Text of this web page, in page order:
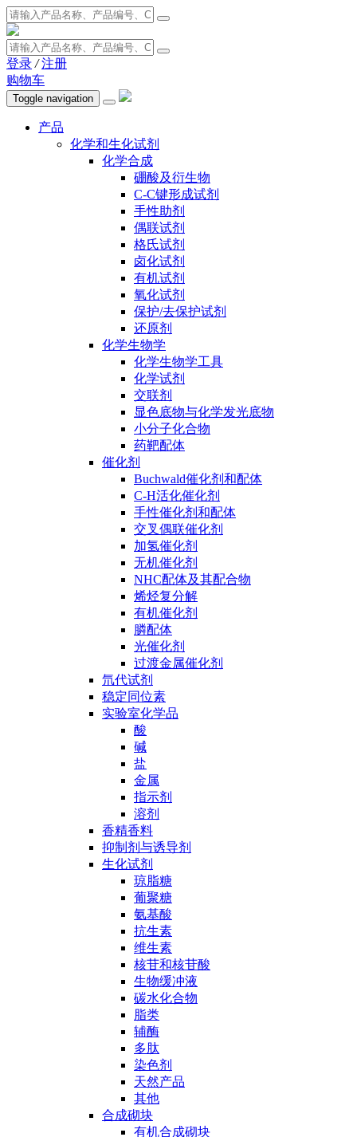
登录 / 注册
购物车
Toggle navigation
产品
化学和生化试剂
化学合成
硼酸及衍生物
C-C键形成试剂
手性助剂
偶联试剂
格氏试剂
卤化试剂
有机试剂
氧化试剂
保护/去保护试剂
还原剂
化学生物学
化学生物学工具
化学试剂
交联剂
显色底物与化学发光底物
小分子化合物
药靶配体
催化剂
Buchwald催化剂和配体
C-H活化催化剂
手性催化剂和配体
交叉偶联催化剂
加氢催化剂
无机催化剂
NHC配体及其配合物
烯烃复分解
有机催化剂
膦配体
光催化剂
过渡金属催化剂
氘代试剂
稳定同位素
实验室化学品
酸
碱
盐
金属
指示剂
溶剂
香精香料
抑制剂与诱导剂
生化试剂
琼脂糖
葡聚糖
氨基酸
抗生素
维生素
核苷和核苷酸
生物缓冲液
碳水化合物
脂类
辅酶
多肽
染色剂
天然产品
其他
合成砌块
有机合成砌块